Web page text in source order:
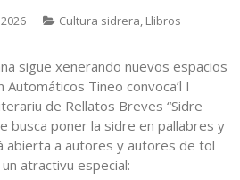
Cultura sidrera, Llibros
sigue xenerando nuevos espacios
Automáticos Tineo convoca’l I
de Rellatos Breves “Sidre
busca poner la sidre en pallabres y
abierta a autores y autores de tol
atractivu especial: